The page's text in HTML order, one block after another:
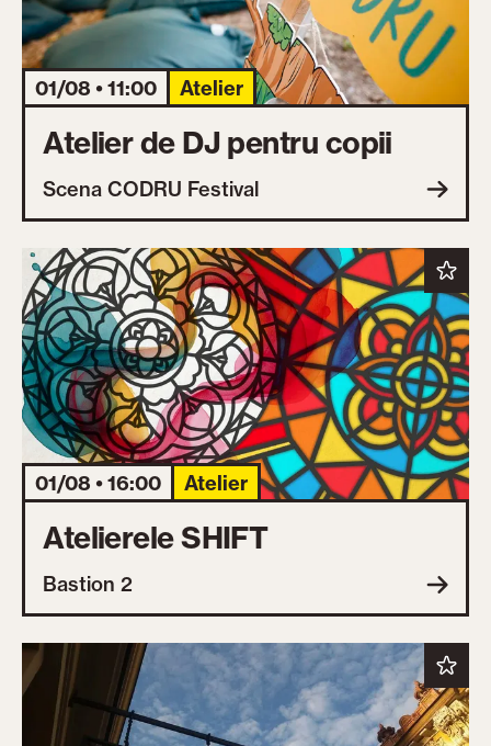
01/08 • 11:00 Atelier
Atelier de DJ pentru copii
Scena CODRU Festival
01/08 • 16:00 Atelier
Atelierele SHIFT
Bastion 2